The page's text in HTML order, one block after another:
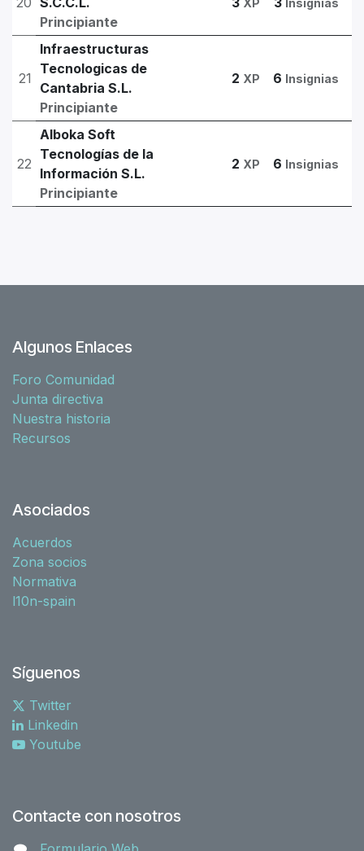
Principiante
21
Infraestructuras
Tecnologicas de
Cantabria S.L.
Principiante
2 XP 6 Insignias
22
Alboka Soft
Tecnologías de la
Información S.L.
Principiante
2 XP 6 Insignias
Algunos Enlaces
Foro Comunidad
Junta directiva
Nuestra historia
Recursos
Asociados
Acuerdos
Zona socios
Normativa
l10n-spain
Síguenos
Twitter
Linkedin
Youtube
Contacte con nosotros